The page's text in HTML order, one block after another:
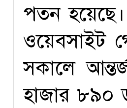
পতন
ওয়েবসাইট
সকালে
হাজার ৮৯০